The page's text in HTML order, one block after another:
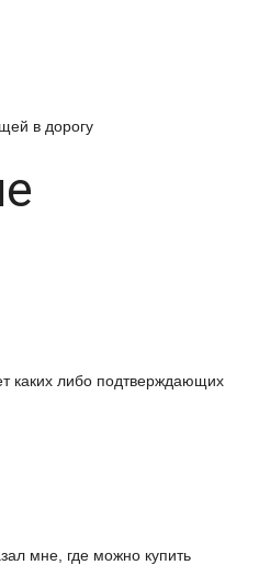
в дорогу
каких либо подтверждающих
мне, где можно купить